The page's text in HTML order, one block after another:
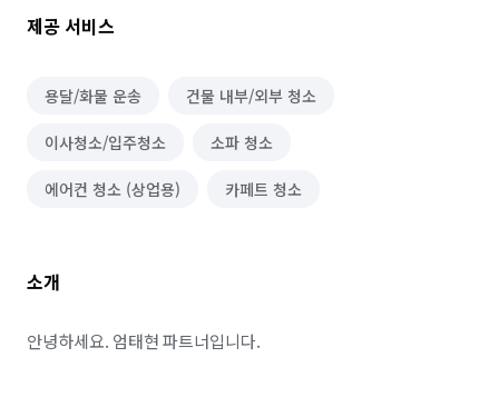
제공 서비스
용달/화물 운송 건물 내부/외부 청소
이사청소/입주청소 소파 청소
에어컨 청소 (상업용) 카페트 청소
소개
안녕하세요. 엄태현 파트너입니다.